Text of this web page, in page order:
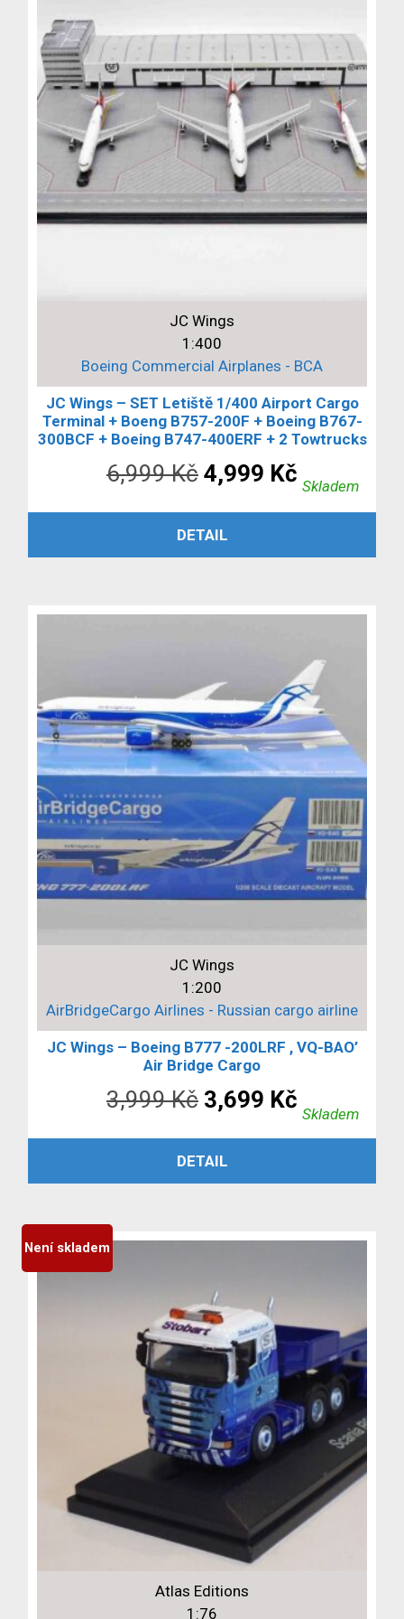
JC Wings
1:400
Boeing Commercial Airplanes - BCA
JC Wings – SET Letiště 1/400 Airport Cargo
Terminal + Boeng B757-200F + Boeing B767-
300BCF + Boeing B747-400ERF + 2 Towtrucks
6,999Kč Původní
cena
byla:
4,999 Kč
cena
Skladem
PŘIDAT DO KOŠÍKU
DETAIL
JC Wings
1:200
AirBridgeCargo Airlines - Russian cargo airline
JC Wings – Boeing B777 -200LRF , VQ-BAO’
Air Bridge Cargo
3,999Kč Původní
cena
byla:
3,699 Kč
cena
Skladem
PŘIDAT DO KOŠÍKU
DETAIL
Není skladem
Atlas Editions
1:76